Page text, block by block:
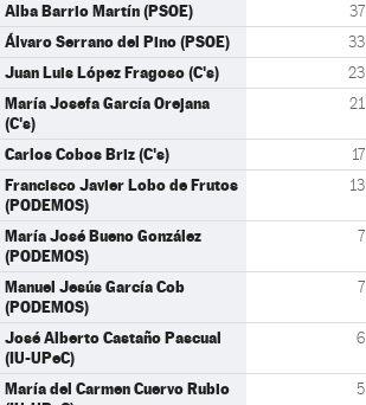
Alba Barrio Martín (PSOE) 37
Álvaro Serrano del Pino (PSOE) 33
Juan Luis López Fragoso (C's) 23
María Josefa García Orejana
(C's)
21
Carlos Cobos Briz (C's) 17
Francisco Javier Lobo de Frutos
(PODEMOS)
13
María José Bueno González
(PODEMOS)
7
Manuel Jesús García Cob
(PODEMOS)
7
José Alberto Castaño Pascual
(IU-UPeC)
6
María del Carmen Cuervo Rubio
5